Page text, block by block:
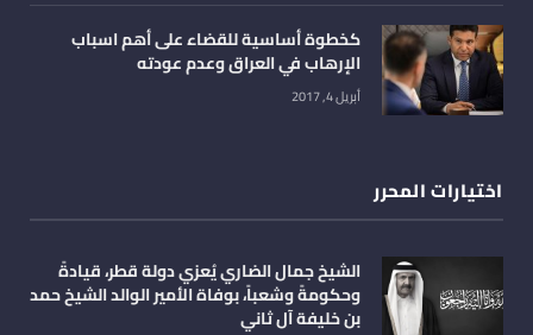
كخطوة أساسية للقضاء على أهم اسباب
الإرهاب في العراق وعدم عودته
أبريل 4, 2017
اختيارات المحرر
الشيخ جمال الضاري يُعزي دولة قطر، قيادةً
وحكومةً وشعباً، بوفاة الأمير الوالد الشيخ حمد
بن خليفة آل ثاني